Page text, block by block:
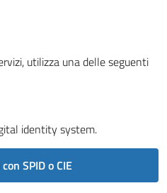
utilizza una delle seguenti
identity system.
SPID o CIE